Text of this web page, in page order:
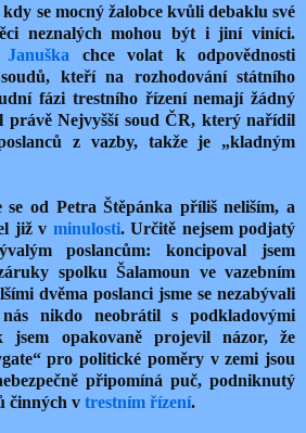
kdy se mocný žalobce kvůli debaklu své
neznalých mohou být i jiní viníci.
Januška chce volat k odpovědnosti
kteří na rozhodování státního
fázi trestního řízení nemají žádný
právě Nejvyšší soud ČR, který nařídil
z vazby, takže je „kladným
se od Petra Štěpánka příliš neliším, a
již v minulosti. Určitě nejsem podjatý
poslancům: koncipoval jsem
spolku Šalamoun ve vazebním
dvěma poslanci jsme se nezabývali
nikdo neobrátil s podkladovými
jsem opakovaně projevil názor, že
pro politické poměry v zemi jsou
připomíná puč, podniknutý
činných v trestním řízení.